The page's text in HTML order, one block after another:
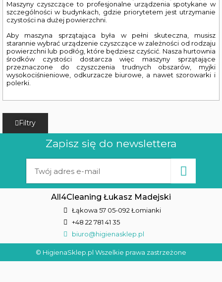
Filtry
Maszyny czyszczące to profesjonalne urządzenia spotykane w
szczególności w budynkach, gdzie priorytetem jest utrzymanie
czystości na dużej powierzchni.
Aby maszyna sprzątająca była w pełni skuteczna, musisz
starannie wybrać urządzenie czyszczące w zależności od rodzaju
powierzchni lub podłóg, które będziesz czyścić. Nasza hurtownia
środków czystości dostarcza więc maszyny sprzątające
przeznaczone do czyszczenia trudnych obszarów, myjki
wysokociśnieniowe, odkurzacze biurowe, a nawet szorowarki i
polerki.
Zapisz się do newslettera
All4Cleaning Łukasz Madejski
Łąkowa 57 05-092 Łomianki
+48 22 781 41 35
biuro@higienasklep.pl
© HigienaSklep.pl Wszelkie prawa zastrzeżone